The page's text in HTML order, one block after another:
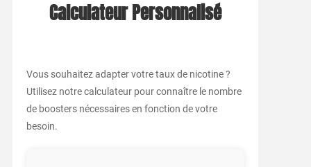
Calculateur Personnalisé
Vous souhaitez adapter votre taux de nicotine ?
Utilisez notre calculateur pour connaître le nombre
de boosters nécessaires en fonction de votre
besoin.